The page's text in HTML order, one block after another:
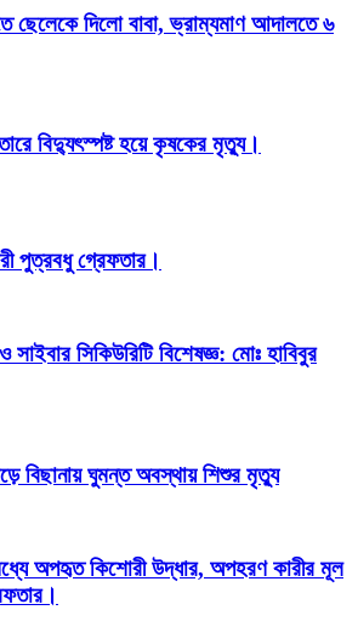
ছেলেকে দিলো বাবা, ভ্রাম্যমাণ আদালতে ৬
বিদ্যুৎস্পষ্ট হয়ে কৃষকের মৃত্যু।
পুত্রবধু গ্রেফতার।
সিকিউরিটি বিশেষজ্ঞ: মোঃ হাবিবুর
বিছানায় ঘুমন্ত অবস্থায় শিশুর মৃত্যু
অপহৃত কিশোরী উদ্ধার, অপহরণ কারীর মূল